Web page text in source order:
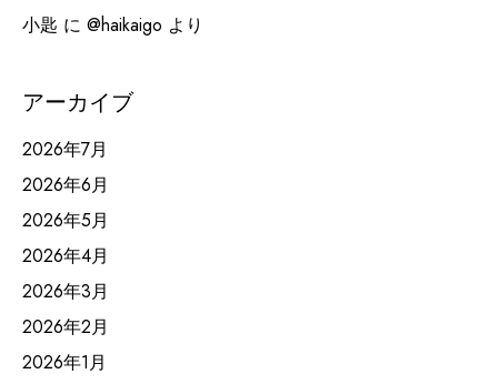
小匙 に @haikaigo より
アーカイブ
2026年7月
2026年6月
2026年5月
2026年4月
2026年3月
2026年2月
2026年1月